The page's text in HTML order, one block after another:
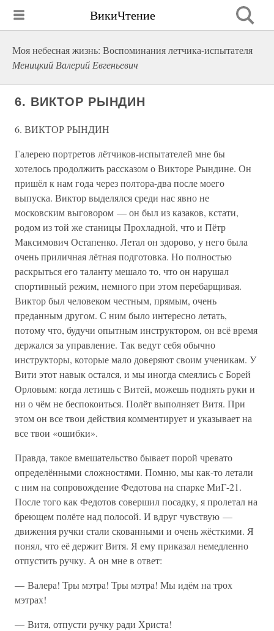
ВикиЧтение
Моя небесная жизнь: Воспоминания летчика-испытателя
Меницкий Валерий Евгеньевич
6. ВИКТОР РЫНДИН
6. ВИКТОР РЫНДИН
Галерею портретов лётчиков-испытателей мне бы
хотелось продолжить рассказом о Викторе Рындине. Он
пришёл к нам года через полтора-два после моего
выпуска. Виктор выделялся среди нас явно не
московским выговором — он был из казаков, кстати,
родом из той же станицы Прохладной, что и Пётр
Максимович Остапенко. Летал он здорово, у него была
очень приличная лётная подготовка. Но полностью
раскрыться его таланту мешало то, что он нарушал
спортивный режим, немного при этом перебарщивая.
Виктор был человеком честным, прямым, очень
преданным другом. С ним было интересно летать,
потому что, будучи опытным инструктором, он всё время
держался за управление. Так ведут себя обычно
инструкторы, которые мало доверяют своим ученикам. У
Вити этот навык остался, и мы иногда смеялись с Борей
Орловым: когда летишь с Витей, можешь поднять руки и
ни о чём не беспокоиться. Полёт выполняет Витя. При
этом он все твои действия комментирует и указывает на
все твои «ошибки».
Правда, такое вмешательство бывает порой чревато
определёнными сложностями. Помню, мы как-то летали
с ним на сопровождение Федотова на спарке МиГ-21.
После того как Федотов совершил посадку, я пролетал на
бреющем полёте над полосой. И вдруг чувствую —
движения ручки стали скованными и очень жёсткими. Я
понял, что её держит Витя. Я ему приказал немедленно
отпустить ручку. А он мне в ответ:
— Валера! Тры мэтра! Тры мэтра! Мы идём на трох
мэтрах!
— Витя, отпусти ручку ради Христа!